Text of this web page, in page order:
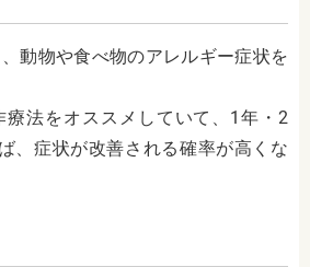
動物や食べ物のアレルギー症状を
療法をオススメしていて、1年・2
、症状が改善される確率が高くな